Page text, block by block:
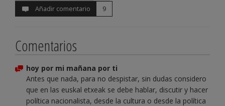
Añadir comentario
9
Comentarios
hoy por mi mañana por ti
Antes que nada, para no despistar, sin dudas considero
que en las euskal etxeak se debe hablar, discutir y hacer
política nacionalista, desde la cultura o desde la política